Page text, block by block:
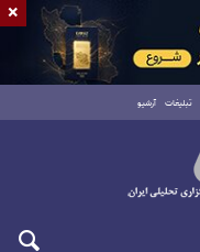
تبلیغات آرشیو
×